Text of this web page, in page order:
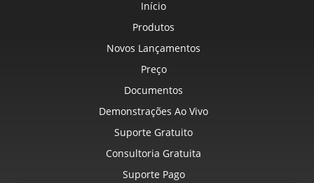
Início
Produtos
Novos Lançamentos
Preço
Documentos
Demonstrações Ao Vivo
Suporte Gratuito
Consultoria Gratuita
Suporte Pago